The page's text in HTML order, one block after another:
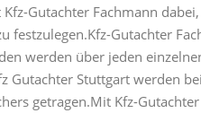
Gutachter Fachmann
festzulegen.Kfz-Gutachter
werden über jeden
Gutachter Stuttgart werden
getragen.Mit Kfz-